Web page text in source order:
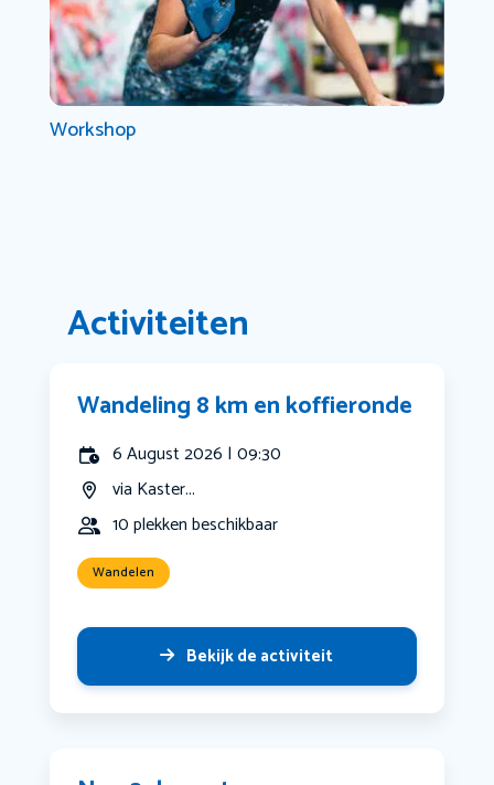
Workshop
Activiteiten
Wandeling 8 km en koffieronde
6 August 2026 | 09:30
via Kaster...
10 plekken beschikbaar
Wandelen
Bekijk de activiteit